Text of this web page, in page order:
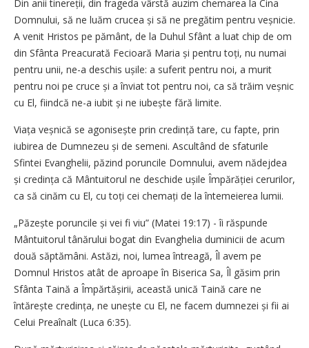
Din anii tinereții, din frageda vârstă auzim chemarea la Cina
Domnului, să ne luăm crucea și să ne pregătim pentru veșnicie.
A venit Hristos pe pământ, de la Duhul Sfânt a luat chip de om
din Sfânta Preacurată Fecioară Maria și pentru toți, nu numai
pentru unii, ne-a deschis ușile: a suferit pentru noi, a murit
pentru noi pe cruce și a înviat tot pentru noi, ca să trăim veșnic
cu El, fiindcă ne-a iubit și ne iubește fără limite.
Viața veșnică se agonisește prin credință tare, cu fapte, prin
iubirea de Dumnezeu și de semeni. Ascultând de sfaturile
Sfintei Evanghelii, păzind poruncile Domnului, avem nădejdea
și credința că Mântuitorul ne deschide ușile Împă­răției cerurilor,
ca să cinăm cu El, cu toți cei chemați de la întemeierea lumii.
„Păzește poruncile și vei fi viu” (Matei 19:17) - îi răspunde
Mântuitorul tânărului bogat din Evanghelia duminicii de acum
două săptămâni. Astăzi, noi, lumea întreagă, Îl avem pe
Domnul Hristos atât de aproape în Biserica Sa, Îl găsim prin
Sfânta Taină a Împărtășirii, această unică Taină care ne
întărește credința, ne unește cu El, ne facem dumnezei și fii ai
Celui Preaînalt (Luca 6:35).